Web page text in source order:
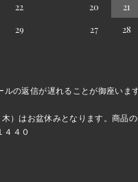
22
29
20
21
27
28
の返信が遅れることが御座いま
）はお盆休みとなります。商品
４０